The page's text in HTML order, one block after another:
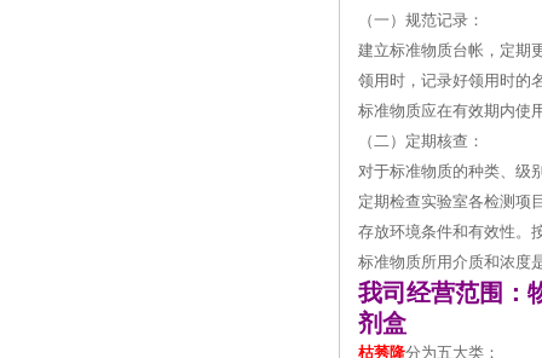
（一）规范记录：
建立标准物质台帐，定期
领用时，记录好领用时的
标准物质应在有效期内使
（二）定期核查：
对于标准物质的种类、级
定期检查实验室各检测项
存放环境条件和有效性。
标准物质所用介质和浓度
我司经营范围：
剂盒
枯莠隆分为五大类：